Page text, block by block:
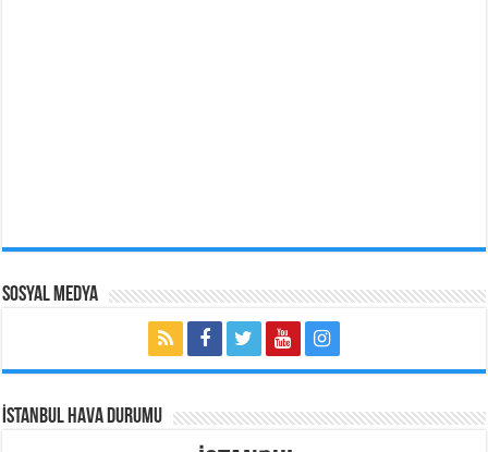
Sosyal Medya
İSTANBUL HAVA DURUMU